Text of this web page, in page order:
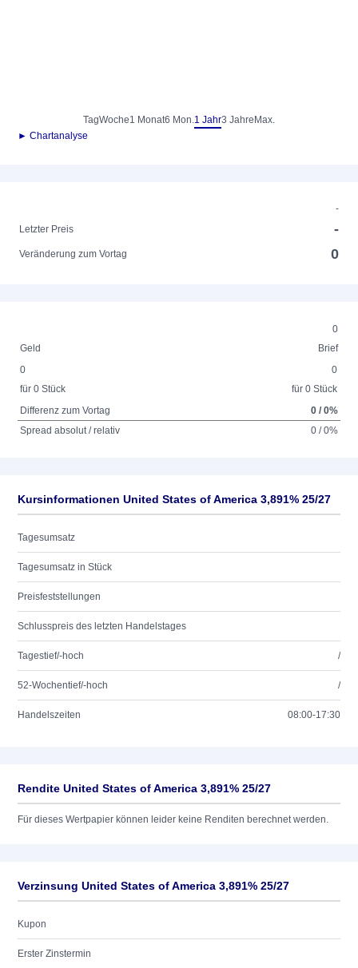
TagWoche1 Monat6 Mon.1 Jahr3 Jahre Max.
► Chartanalyse
-
Letzter Preis
-
Veränderung zum Vortag 0
0
Geld
Brief
0
für 0 Stück
0
für 0 Stück
Differenz zum Vortag
0 / 0%
Spread absolut / relativ
0 / 0%
Kursinformationen United States of America 3,891% 25/27
Tagesumsatz
Tagesumsatz in Stück
Preisfeststellungen
Schlusspreis des letzten Handelstages
Tagestief/-hoch /
52-Wochentief/-hoch /
Handelszeiten 08:00-17:30
Rendite United States of America 3,891% 25/27
Für dieses Wertpapier können leider keine Renditen berechnet werden.
Verzinsung United States of America 3,891% 25/27
Kupon
Erster Zinstermin